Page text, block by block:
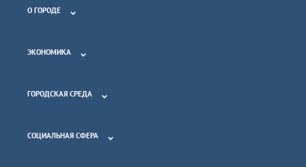
О ГОРОДЕ
ЭКОНОМИКА
ГОРОДСКАЯ СРЕДА
СОЦИАЛЬНАЯ СФЕРА